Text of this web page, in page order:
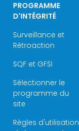
PROGRAMME
D'INTÉGRITÉ
Surveillance et
Rétroaction
SQF et GFSI
Sélectionner le
programme du
site
Règles d'utilisation